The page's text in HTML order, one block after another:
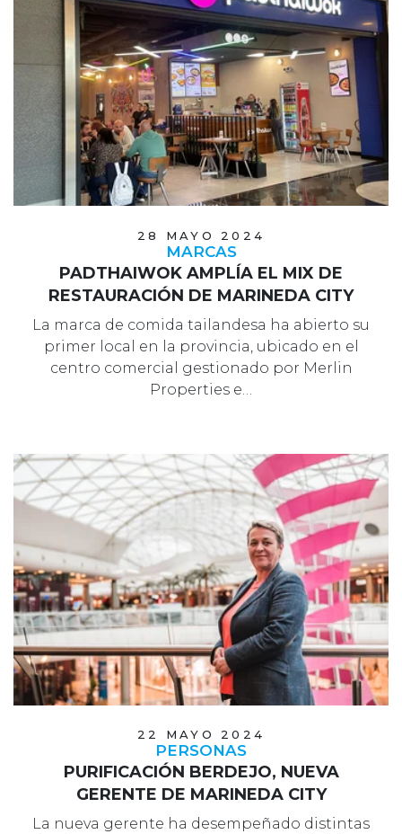
28 MAYO 2024
MARCAS
PADTHAIWOK AMPLÍA EL MIX DE
RESTAURACIÓN DE MARINEDA CITY
La marca de comida tailandesa ha abierto su
primer local en la provincia, ubicado en el
centro comercial gestionado por Merlin
Properties e…
22 MAYO 2024
PERSONAS
PURIFICACIÓN BERDEJO, NUEVA
GERENTE DE MARINEDA CITY
La nueva gerente ha desempeñado distintas